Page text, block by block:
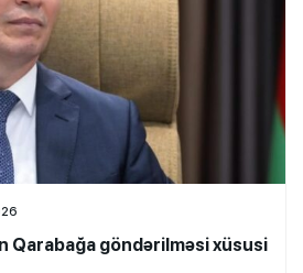
Qarabağa göndərilməsi xüsusi